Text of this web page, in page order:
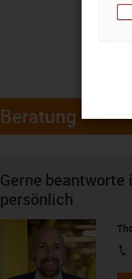
Beratung
Gerne beantworte
persönlich